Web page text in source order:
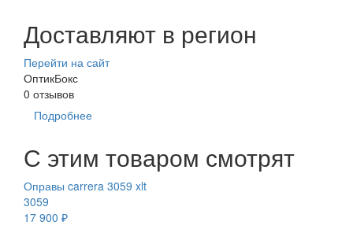
Доставляют в регион
Перейти на сайт
ОптикБокс
0 отзывов
Подробнее
С этим товаром смотрят
Оправы carrera 3059 xlt
3059
17 900 ₽